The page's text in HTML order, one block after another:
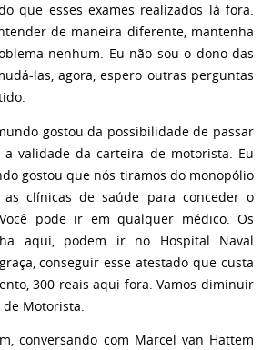
que esses exames realizados lá fora.
de maneira diferente, mantenha
nenhum. Eu não sou o dono das
las, agora, espero outras perguntas
gostou da possibilidade de passar
validade da carteira de motorista. Eu
gostou que nós tiramos do monopólio
clínicas de saúde para conceder o
pode ir em qualquer médico. Os
aqui, podem ir no Hospital Naval
conseguir esse atestado que custa
300 reais aqui fora. Vamos diminuir
Motorista.
conversando com Marcel van Hattem